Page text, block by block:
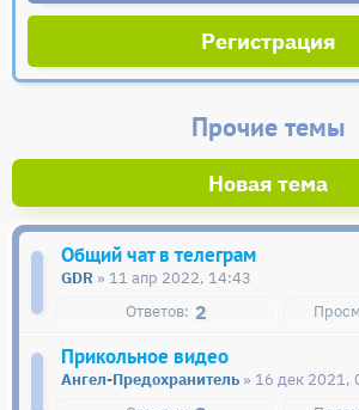
Регистрация
Прочие темы
Новая тема
Общий чат в телеграм
GDR » 11 апр 2022, 14:43
2
Прикольное видео
Ангел-Предохранитель » 16 дек 2021,